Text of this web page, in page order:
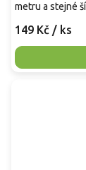
149 Kč / ks
metru a stejné